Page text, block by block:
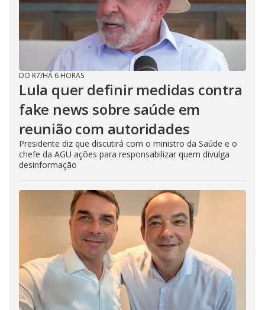
DO R7/HÁ 6 HORAS
Lula quer definir medidas contra
fake news sobre saúde em
reunião com autoridades
Presidente diz que discutirá com o ministro da Saúde e o
chefe da AGU ações para responsabilizar quem divulga
desinformação